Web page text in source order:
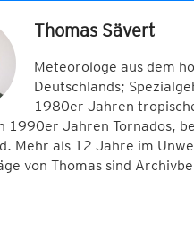
Thomas Sävert
Meteorologe aus dem
Deutschlands;
1980er Jahren
1990er Jahren Tornados,
Mehr als 12 Jahre im
von Thomas sind